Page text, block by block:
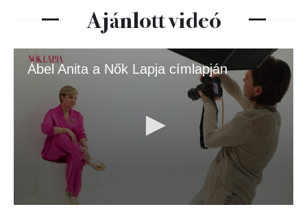
Ajánlott videó
Ábel Anita a Nők Lapja címlapján